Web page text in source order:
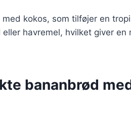
kokos, som tilføjer en
havremel, hvilket giver en
bananbrød